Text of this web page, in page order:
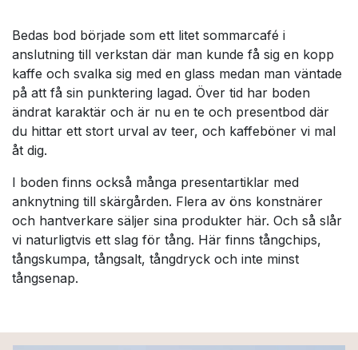
Bedas bod började som ett litet sommarcafé i
anslutning till verkstan där man kunde få sig en kopp
kaffe och svalka sig med en glass medan man väntade
på att få sin punktering lagad. Över tid har boden
ändrat karaktär och är nu en te och presentbod där
du hittar ett stort urval av teer, och kaffeböner vi mal
åt dig.
I boden finns också många presentartiklar med
anknytning till skärgården. Flera av öns konstnärer
och hantverkare säljer sina produkter här. Och så slår
vi naturligtvis ett slag för tång. Här finns tångchips,
tångskumpa, tångsalt, tångdryck och inte minst
tångsenap.